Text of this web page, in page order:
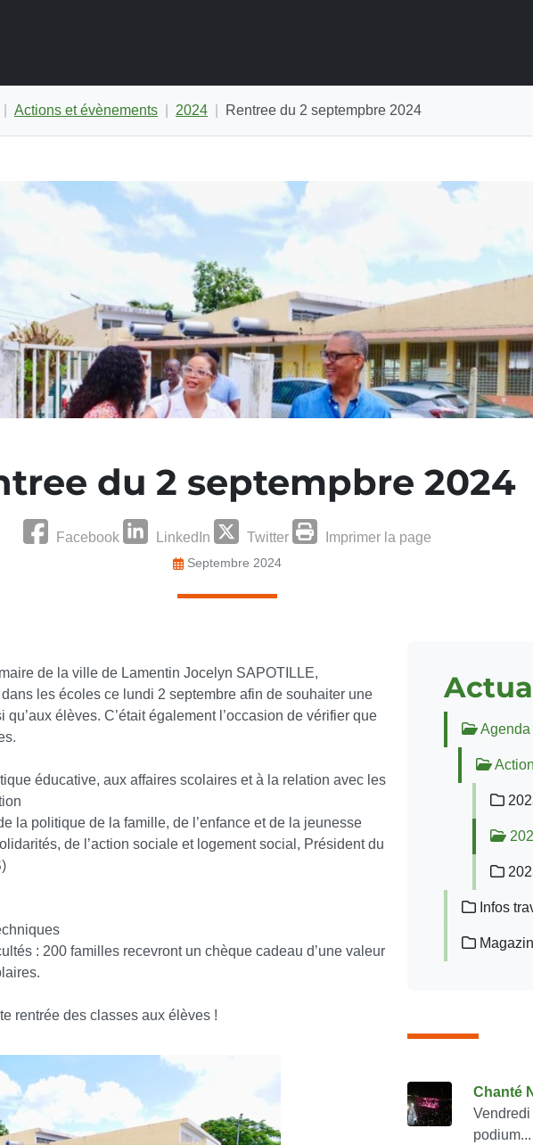
Actions et évènements 2024 Rentree du 2 septempbre 2024
du 2 septempbre 2024
Facebook LinkedIn Twitter Imprimer la page
Septembre 2024
de la ville de Lamentin Jocelyn SAPOTILLE,
les écoles ce lundi 2 septembre afin de souhaiter une
élèves. C’était également l’occasion de vérifier que
éducative, aux affaires scolaires et à la relation avec les
la politique de la famille, de l’enfance et de la jeunesse
de l’action sociale et logement social, Président du
: 200 familles recevront un chèque cadeau d’une valeur
rentrée des classes aux élèves !
Infos
Chanté
podium...